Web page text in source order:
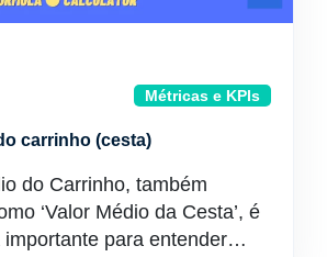
Métricas e KPIs
carrinho (cesta)
do Carrinho, também
‘Valor Médio da Cesta’, é
importante para entender…